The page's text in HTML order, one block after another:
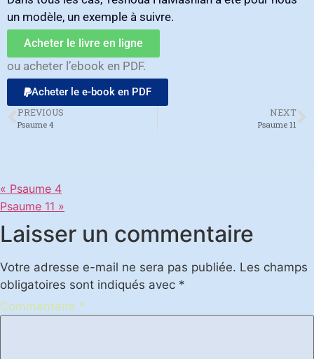
un modèle‭, ‬un exemple à suivre‭. ‬
Acheter le livre en ligne
ou acheter l’ebook en PDF.
Acheter le e-book en PDF
PREVIOUS
Psaume 4
NEXT
Psaume 11
« Psaume 4
Psaume 11 »
Laisser un commentaire
Votre adresse e-mail ne sera pas publiée. Les champs
obligatoires sont indiqués avec *
Commentaire *